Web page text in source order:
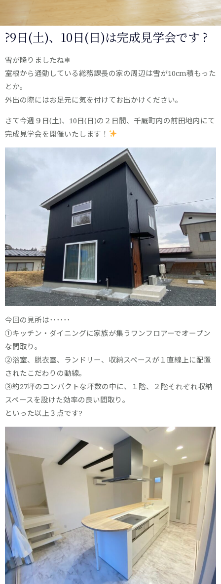
?9日(土)、10日(日)は完成見学会です ?
雪が降りましたね❄
室根から通勤している総務課長の家の周辺は雪が10cm積もった
とか。
外出の際にはお足元に気を付けてお出かけください。
さて今週９日(土)、10日(日)の２日間、千厩町内の前田地内にて
完成見学会を開催いたします！
今回の見所は･･････
①キッチン・ダイニングに家族が集うワンフロアーでオープン
な間取り。
②浴室、脱衣室、ランドリー、収納スペースが１直線上に配置
されたこだわりの動線。
③約27坪のコンパクトな坪数の中に、１階、２階それぞれ収納
スペースを設けた効率の良い間取り。
といった以上３点です?